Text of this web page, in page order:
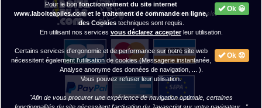
2020 BAP ⓒ - Mentions légales
Ok 😀
Pour le bonfonctionnement du site internet
www.laboiteapiles.com et le traitement de commande en ligne,
des Cookiestechniques sont requis.
En utilisant nos services vous déclarez accepterleur utilisation.
Ok 😟
Certains services d'ergonomie et de performance sur notre site web
nécessitent également l'utilisation de cookies (Messagerie instantanée,
Analyse anonyme des données de navigation, ... ).
Vous pouvez refuser leur utilisation.
"Afin de vous procurer une expérience de navigation optimale, certaines